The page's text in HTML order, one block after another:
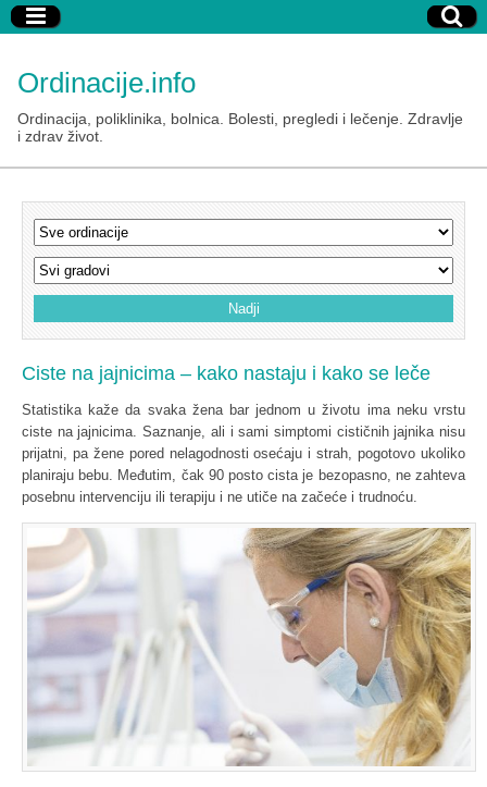
Ordinacije.info
Ordinacija, poliklinika, bolnica. Bolesti, pregledi i lečenje. Zdravlje
i zdrav život.
Ciste na jajnicima – kako nastaju i kako se leče
Statistika kaže da svaka žena bar jednom u životu ima neku vrstu
ciste na jajnicima. Saznanje, ali i sami simptomi cističnih jajnika nisu
prijatni, pa žene pored nelagodnosti osećaju i strah, pogotovo ukoliko
planiraju bebu. Međutim, čak 90 posto cista je bezopasno, ne zahteva
posebnu intervenciju ili terapiju i ne utiče na začeće i trudnoću.